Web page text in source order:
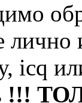
icq
!!!